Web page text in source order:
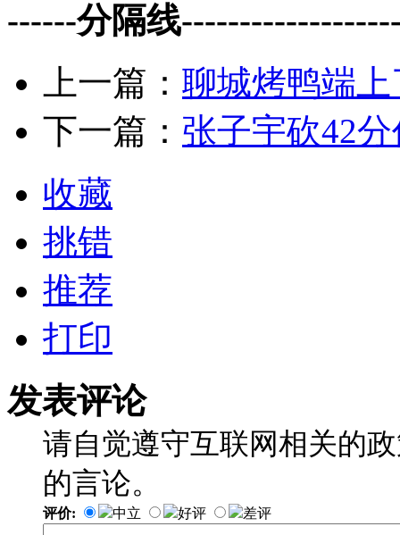
------分隔线
上一篇： 聊城烤鸭端
下一篇： 张子宇砍42
收藏
挑错
推荐
打印
发表评论
请自觉遵守互联网相关的
的言论。
评价: 中立 好评 差评